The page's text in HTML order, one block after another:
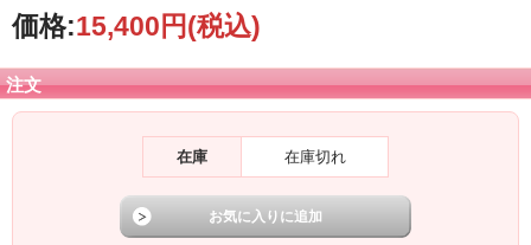
フェナカイトを手にしてからサイキック能力が目覚めた、また人生がよい方向へ
ストーンであり、高いヒーリング効果を発揮します。世界3大ヒーリングストーン
をはるかに超えるパワーだとされます。
それだけに、フェナカイトは持ち主となる人の準備が整っていないと、出会うこ
とすらできないと言われますが、出会うことができれば、それは人生のステップ
アップが約束されたといえるでしょう。
価格:15,400円(税込)
注文
在庫 在庫切れ